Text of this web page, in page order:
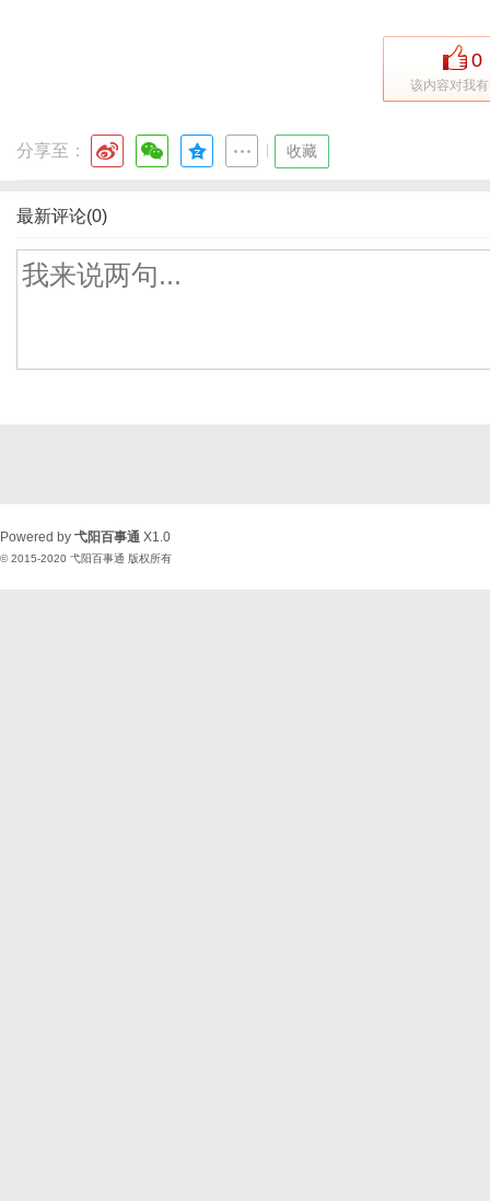
0
该内容对我
分享至： 收藏
最新评论(0)
Powered by 弋阳百事通 X1.0
© 2015-2020 弋阳百事通 版权所有